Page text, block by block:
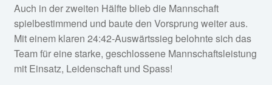
Auch in der zweiten Hälfte blieb die Mannschaft
spielbestimmend und baute den Vorsprung weiter aus.
Mit einem klaren 24:42-Auswärtssieg belohnte sich das
Team für eine starke, geschlossene Mannschaftsleistung
mit Einsatz, Leidenschaft und Spass!